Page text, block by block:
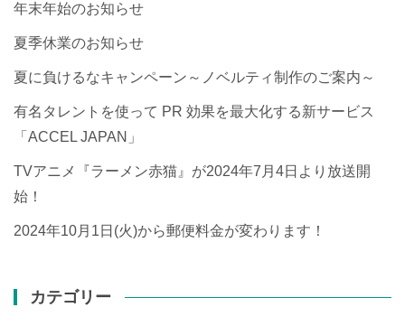
年末年始のお知らせ
夏季休業のお知らせ
夏に負けるなキャンペーン～ノベルティ制作のご案内～
有名タレントを使って PR 効果を最大化する新サービス
「ACCEL JAPAN」
TVアニメ『ラーメン赤猫』が2024年7月4日より放送開
始！
2024年10月1日(火)から郵便料金が変わります！
カテゴリー